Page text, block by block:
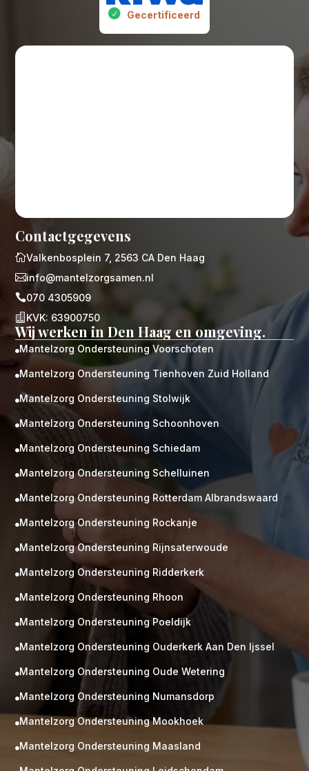
Gecertificeerd
Gratis
M
Contactgegevens
Valkenbosplein 7, 2563 CA Den Haag
info@mantelzorgsamen.nl
070 4305909
 KVK: 63900750
Wij werken in Den Haag en omgeving.
Mantelzorg Ondersteuning Voorschoten
Mantelzorg Ondersteuning Tienhoven Zuid Holland
Mantelzorg Ondersteuning Stolwijk
Mantelzorg Ondersteuning Schoonhoven
Mantelzorg Ondersteuning Schiedam
Mantelzorg Ondersteuning Schelluinen
Mantelzorg Ondersteuning Rotterdam Albrandswaard
Mantelzorg Ondersteuning Rockanje
Mantelzorg Ondersteuning Rijnsaterwoude
Mantelzorg Ondersteuning Ridderkerk
Mantelzorg Ondersteuning Rhoon
Mantelzorg Ondersteuning Poeldijk
Mantelzorg Ondersteuning Ouderkerk Aan Den Ijssel
Mantelzorg Ondersteuning Oude Wetering
Mantelzorg Ondersteuning Numansdorp
Mantelzorg Ondersteuning Mookhoek
Mantelzorg Ondersteuning Maasland